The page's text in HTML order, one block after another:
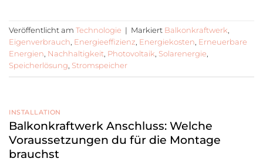
Veröffentlicht am Technologie | Markiert Balkonkraftwerk
Eigenverbrauch Energieeffizienz Energiekosten Erneuerbare
Energien Nachhaltigkeit Photovoltaik Solarenergie
Speicherlösung Stromspeicher
INSTALLATION
Balkonkraftwerk Anschluss: Welche
Voraussetzungen du für die Montage
brauchst